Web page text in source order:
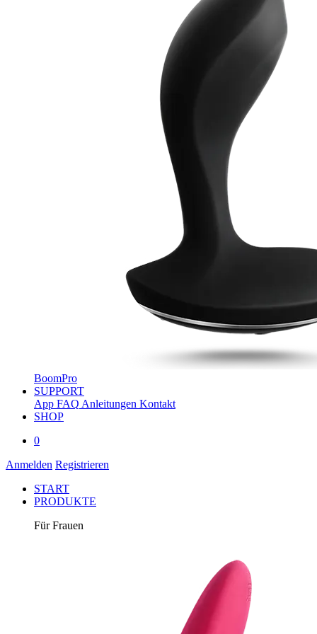
BoomPro
SUPPORT
App FAQ Anleitungen Kontakt
SHOP
0
Anmelden Registrieren
START
PRODUKTE
Für Frauen